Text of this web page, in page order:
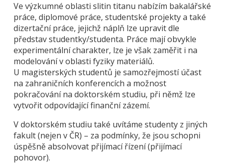
Ve výzkumné oblasti slitin titanu nabízím bakalářské
práce, diplomové práce, studentské projekty a také
dizertační práce, jejichž náplň lze upravit dle
představ studentky/studenta. Práce mají obvykle
experimentální charakter, lze je však zaměřit i na
modelování v oblasti fyziky materiálů.
U magisterských studentů je samozřejmostí účast
na zahraničních konferencích a možnost
pokračování na doktorském studiu, při němž lze
vytvořit odpovídající finanční zázemí.
V doktorském studiu také uvítáme studenty z jiných
fakult (nejen v ČR) – za podmínky, že jsou schopni
úspěšně absolvovat přijímací řízení (přijímací
pohovor).